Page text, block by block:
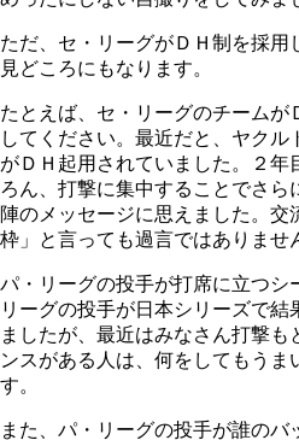
ただ、セ・リーグがＤＨ制を採
見どころにもなります。
たとえば、セ・リーグのチームが
してください。最近だと、ヤク
がＤＨ起用されていました。２年
ろん、打撃に集中することでさら
陣のメッセージに思えました。交
枠」と言っても過言ではありませ
パ・リーグの投手が打席に立つシ
リーグの投手が日本シリーズで結
ましたが、最近はみなさん打撃
ンスがある人は、何をしてもうま
す。
また、パ・リーグの投手が誰のバ